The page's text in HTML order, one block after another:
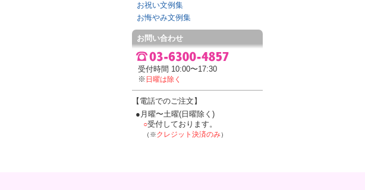
お祝い文例集
お悔やみ文例集
お問い合わせ
受付時間 10:00〜17:30
※ 日曜は除く
【電話でのご注文】
●月曜〜土曜(日曜除く)
○受付しております。
（※クレジット決済のみ）